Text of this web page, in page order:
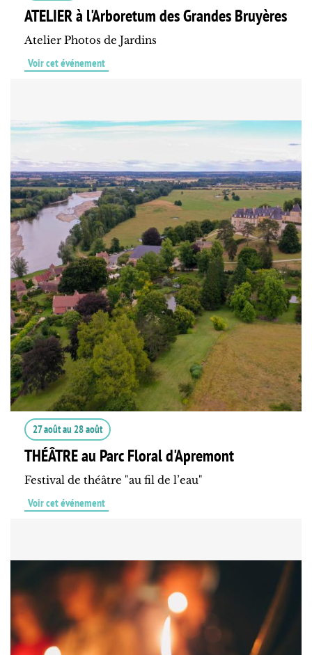
ATELIER à l'Arboretum des Grandes Bruyères
Atelier Photos de Jardins
Voir cet événement
27 aoûtau 28 août
THÉÂTRE au Parc Floral d'Apremont
Festival de théâtre "au fil de l’eau"
Voir cet événement